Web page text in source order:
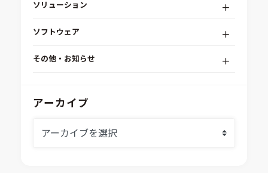
ソリューション
組込みソフトウェア開発プラットフォーム
システムシミュレーション
ソフトウェア
modeFRONTIER
Ansys SCADE
その他・お知らせ
IDAJからのお知らせ
アーカイブ